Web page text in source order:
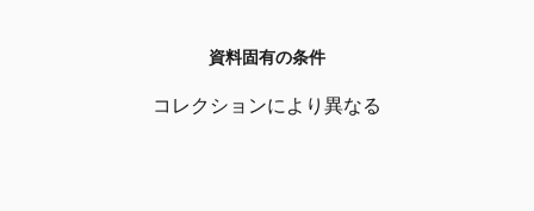
資料固有の条件
コレクションにより異なる